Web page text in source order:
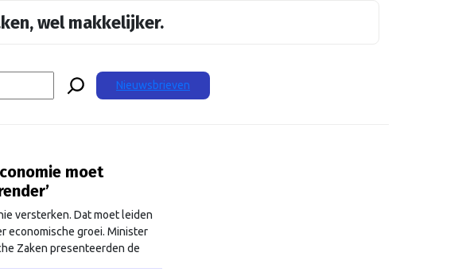
wel makkelijker.
Nieuwsbrieven
moet
versterken. Dat moet leiden
economische groei. Minister
Zaken presenteerden de